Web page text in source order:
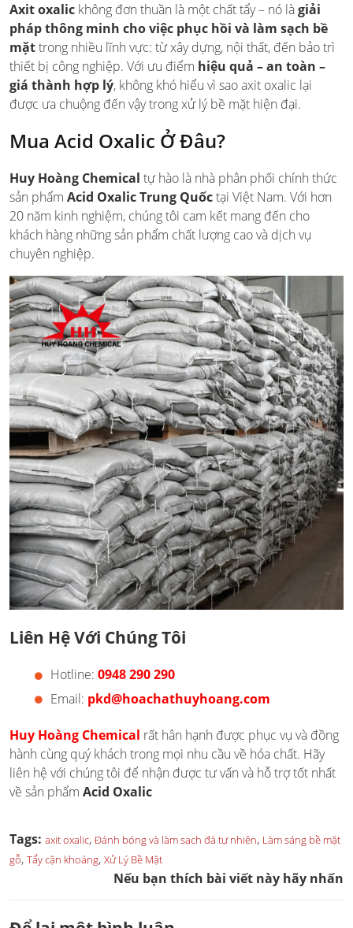
Axit oxalic không đơn thuần là một chất tẩy – nó làgiải
pháp thông minh cho việc phục hồi và làm sạch bề
mặttrong nhiều lĩnh vực: từ xây dựng, nội thất, đến bảo trì
thiết bị công nghiệp. Với ưu điểm hiệu quả – an toàn –
giá thành hợp lý, không khó hiểu vì sao axit oxalic lại
được ưa chuộng đến vậy trong xử lý bề mặt hiện đại.
Mua Acid Oxalic Ở Đâu?
Huy Hoàng Chemical tự hào là nhà phân phối chính thức
sản phẩm Acid Oxalic Trung Quốctại Việt Nam. Với hơn
20 năm kinh nghiệm, chúng tôi cam kết mang đến cho
khách hàng những sản phẩm chất lượng cao và dịch vụ
chuyên nghiệp.
Liên Hệ Với Chúng Tôi
Hotline: 0948 290 290
Email: pkd@hoachathuyhoang.com
Huy Hoàng Chemical rất hân hạnh được phục vụ và đồng
hành cùng quý khách trong mọi nhu cầu về hóa chất. Hãy
liên hệ với chúng tôi để nhận được tư vấn và hỗ trợ tốt nhất
về sản phẩm Acid Oxalic
Tags: axit oxalic, Đánh bóng và làm sạch đá tự nhiên, Làm sáng bề mặt
gỗ, Tẩy cặn khoáng, Xử Lý Bề Mặt
Nếu bạn thích bài viết này hãy nhấn